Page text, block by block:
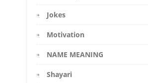
Jokes
Motivation
NAME MEANING
Shayari